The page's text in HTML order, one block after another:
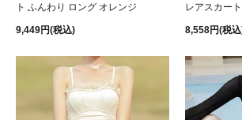
ト ふんわり ロング オレンジ
9,449円(税込)
レアスカー
8,558円(税